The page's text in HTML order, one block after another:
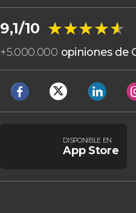
9,1/10 ★★★★★
★★★★★
+5.000.000 opiniones de
DISPONIBLE EN
App Store